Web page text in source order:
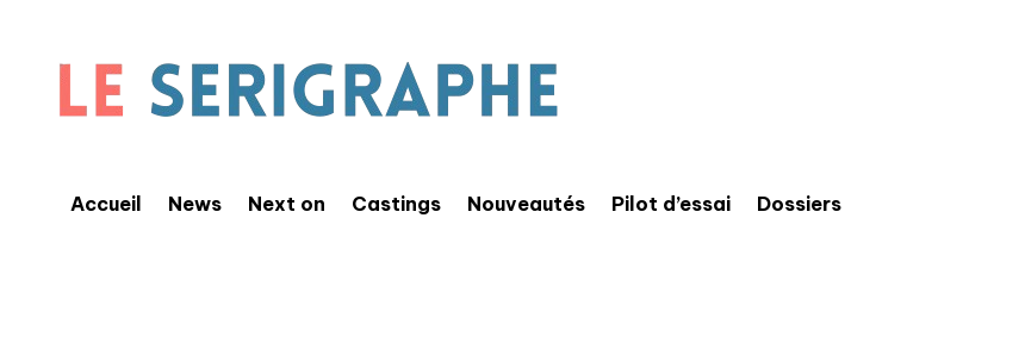
Accueil News Next on Castings Nouveautés Pilot d’essai Dossiers